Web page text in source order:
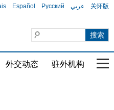
Español Русский عربي 关怀版
外交动态 驻外机构 国